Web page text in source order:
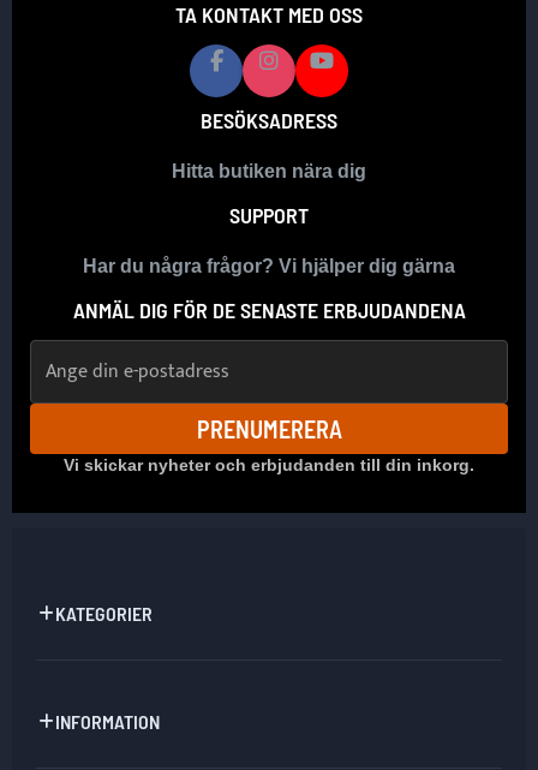
TA KONTAKT MED OSS
BESÖKSADRESS
Hitta butiken nära dig
SUPPORT
Har du några frågor? Vi hjälper dig gärna
ANMÄL DIG FÖR DE SENASTE ERBJUDANDENA
PRENUMERERA
Vi skickar nyheter och erbjudanden till din inkorg.
KATEGORIER
INFORMATION